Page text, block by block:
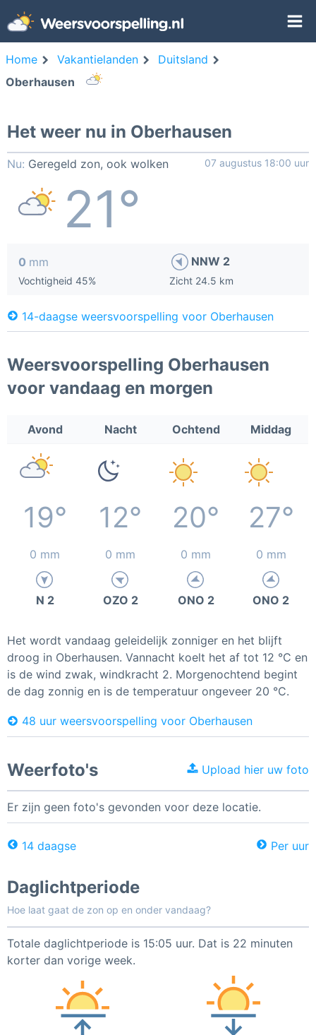
Home Vakantielanden
Duitsland
Oberhausen
Het weer nu in Oberhausen
Nu: Geregeld zon, ook wolken 07 augustus 18:00 uur
21°
0 mm
Vochtigheid 45%
NNW 2
Zicht 24.5 km
14-daagse weersvoorspelling voor Oberhausen
Weersvoorspelling Oberhausen
voor vandaag en morgen
Avond Nacht Ochtend Middag
19° 12° 20° 27°
0 mm 0 mm 0 mm 0 mm
N 2 OZO 2 ONO 2 ONO 2
Het wordt vandaag geleidelijk zonniger en het blijft
droog in Oberhausen. Vannacht koelt het af tot 12 °C en
is de wind zwak, windkracht 2. Morgenochtend begint
de dag zonnig en is de temperatuur ongeveer 20 °C.
48 uur weersvoorspelling voor Oberhausen
Weerfoto's Upload hier uw foto
Er zijn geen foto's gevonden voor deze locatie.
14 daagse Per uur
Daglichtperiode
Hoe laat gaat de zon op en onder vandaag?
Totale daglichtperiode is 15:05 uur. Dat is 22 minuten
korter dan vorige week.